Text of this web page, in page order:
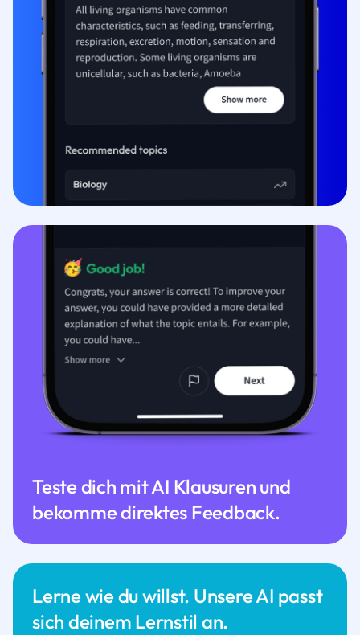
Lerne wie du willst. Unsere AI passt
sich deinem Lernstil an.
Teste dich mit AI Klausuren und
bekomme direktes Feedback.